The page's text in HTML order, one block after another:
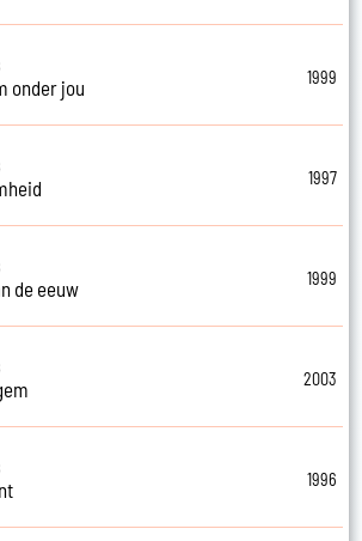
onder jou
1999
1997
de eeuw
1999
2003
1996